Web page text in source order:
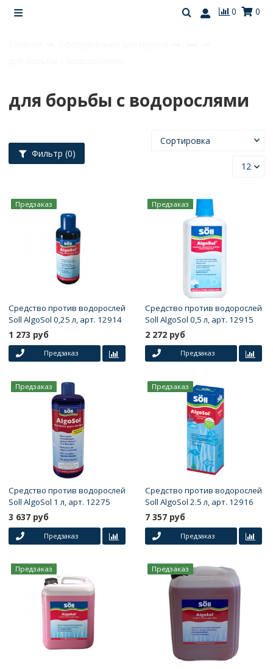
0 0
для борьбы с водорослями
Фильтр (0)
Предзаказ
Средство против водорослей
Soll AlgoSol 0,25 л, арт. 12914
1 273 руб
Предзаказ
Предзаказ
Средство против водорослей
Soll AlgoSol 0,5 л, арт. 12915
2 272 руб
Предзаказ
Предзаказ
Средство против водорослей
Soll AlgoSol 1 л, арт. 12275
3 637 руб
Предзаказ
Предзаказ
Средство против водорослей
Soll AlgoSol 2.5 л, арт. 12916
7 357 руб
Предзаказ
Предзаказ Предзаказ